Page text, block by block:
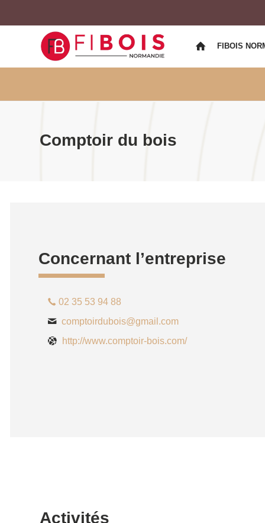
FIBOIS
Comptoir du bois
Concernant l’entreprise
02 35 53 94 88
comptoirdubois@gmail.com
http://www.comptoir-bois.com/
Activités